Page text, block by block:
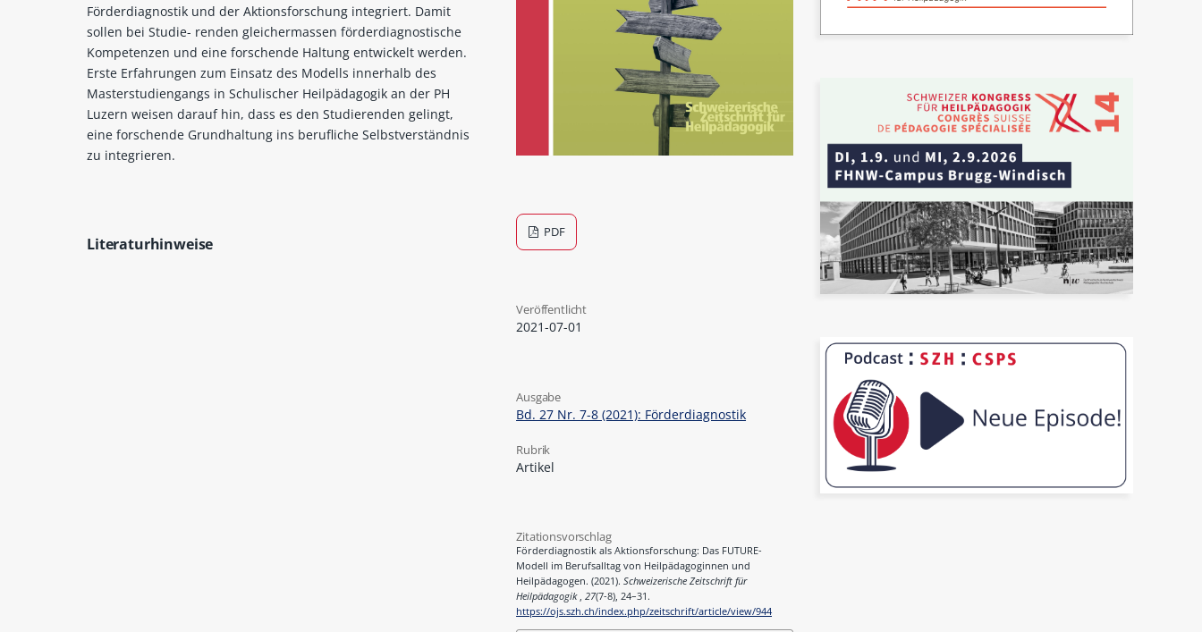
Förderdiagnostik und der Aktionsforschung integriert. Damit
sollen bei Studie- renden gleichermassen förderdiagnostische
Kompetenzen und eine forschende Haltung entwickelt werden.
Erste Erfahrungen zum Einsatz des Modells innerhalb des
Masterstudiengangs in Schulischer Heilpädagogik an der PH
Luzern weisen darauf hin, dass es den Studierenden gelingt,
eine forschende Grundhaltung ins berufliche Selbstverständnis
zu integrieren.
Literaturhinweise
PDF
Veröffentlicht
2021-07-01
Ausgabe
Bd. 27 Nr. 7-8 (2021): Förderdiagnostik
Rubrik
Artikel
Zitationsvorschlag
Förderdiagnostik als Aktionsforschung: Das FUTURE-
Modell im Berufsalltag von Heilpädagoginnen und
Heilpädagogen. (2021).Schweizerische Zeitschrift für
Heilpädagogik ,27(7-8), 24–31.
https://ojs.szh.ch/index.php/zeitschrift/article/view/944